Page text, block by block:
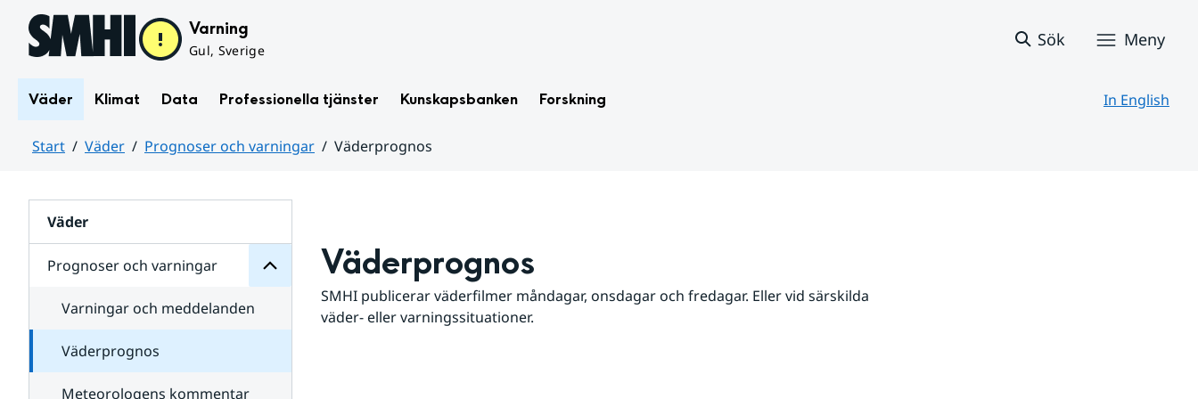
Hoppa till sidans innehåll Varning
Gul, Sverige
Sök Meny
Väder Klimat Data Professionella tjänster Kunskapsbanken Forskning In English
Start Väder Prognoser och varningar
Väderprognos
Väder
Prognoser och varningar
för
varningar
Varningar och meddelanden
Väderprognos
Meteorologens kommentar
Väderprognos
SMHI publicerar väderfilmer måndagar, onsdagar och fredagar. Eller vid särskilda
väder- eller varningssituationer.